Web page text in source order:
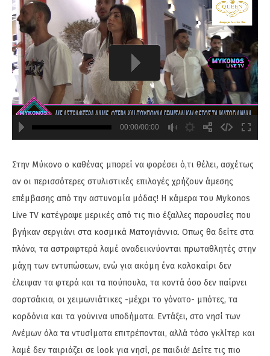
480
00:00/00:00
Στην Μύκονο ο καθένας μπορεί να φορέσει ό,τι θέλει, ασχέτως
αν οι περισσότερες στυλιστικές επιλογές χρήζουν άμεσης
επέμβασης από την αστυνομία μόδας! Η κάμερα του Mykonos
Live TV κατέγραψε μερικές από τις πιο έξαλλες παρουσίες που
βγήκαν σεργιάνι στα κοσμικά Ματογιάννια. Οπως θα δείτε στα
πλάνα, τα αστραφτερά λαμέ αναδεικνύονται πρωταθλητές στην
μάχη των εντυπώσεων, ενώ για ακόμη ένα καλοκαίρι δεν
έλειψαν τα φτερά και τα πούπουλα, τα κοντά όσο δεν παίρνει
σορτσάκια, οι χειμωνιάτικες -μέχρι το γόνατο- μπότες, τα
κορδόνια και τα γούνινα υποδήματα. Εντάξει, στο νησί των
Ανέμων όλα τα ντυσίματα επιτρέπονται, αλλά τόσο γκλίτερ και
λαμέ δεν ταιριάζει σε look για νησί, ρε παιδιά! Δείτε τις πιο